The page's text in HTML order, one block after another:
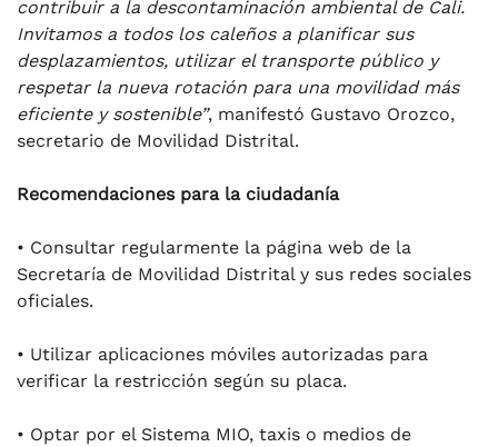
contribuir a la descontaminación ambiental de Cali.
Invitamos a todos los caleños a planificar sus
desplazamientos, utilizar el transporte público y
respetar la nueva rotación para una movilidad más
eficiente y sostenible”, manifestó Gustavo Orozco,
secretario de Movilidad Distrital.
Recomendaciones para la ciudadanía
• Consultar regularmente la página web de la
Secretaría de Movilidad Distrital y sus redes sociales
oficiales.
• Utilizar aplicaciones móviles autorizadas para
verificar la restricción según su placa.
• Optar por el Sistema MIO, taxis o medios de